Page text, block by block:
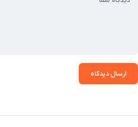
ارسال دیدگاه